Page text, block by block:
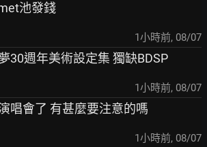
池發錢
1小時前, 08/07
30週年美術設定集 獨缺BDSP
1小時前, 08/07
唱會了 有甚麼要注意的嗎
1小時前, 08/07